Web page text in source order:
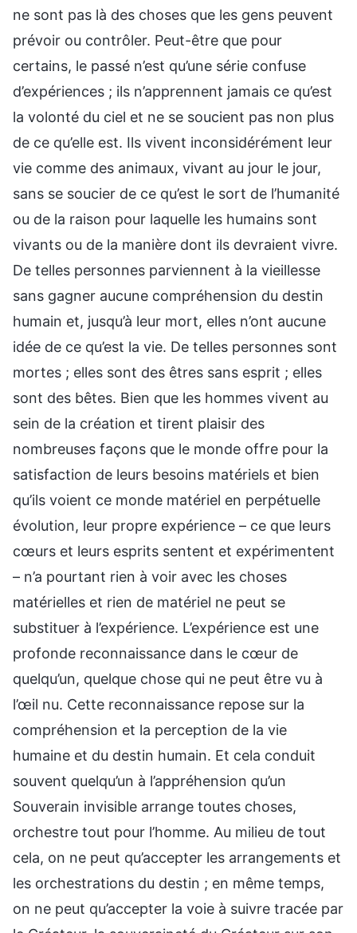
ne sont pas là des choses que les gens peuvent
prévoir ou contrôler. Peut-être que pour
certains, le passé n’est qu’une série confuse
d’expériences ; ils n’apprennent jamais ce qu’est
la volonté du ciel et ne se soucient pas non plus
de ce qu’elle est. Ils vivent inconsidérément leur
vie comme des animaux, vivant au jour le jour,
sans se soucier de ce qu’est le sort de l’humanité
ou de la raison pour laquelle les humains sont
vivants ou de la manière dont ils devraient vivre.
De telles personnes parviennent à la vieillesse
sans gagner aucune compréhension du destin
humain et, jusqu’à leur mort, elles n’ont aucune
idée de ce qu’est la vie. De telles personnes sont
mortes ; elles sont des êtres sans esprit ; elles
sont des bêtes. Bien que les hommes vivent au
sein de la création et tirent plaisir des
nombreuses façons que le monde offre pour la
satisfaction de leurs besoins matériels et bien
qu’ils voient ce monde matériel en perpétuelle
évolution, leur propre expérience – ce que leurs
cœurs et leurs esprits sentent et expérimentent
– n’a pourtant rien à voir avec les choses
matérielles et rien de matériel ne peut se
substituer à l’expérience. L’expérience est une
profonde reconnaissance dans le cœur de
quelqu’un, quelque chose qui ne peut être vu à
l’œil nu. Cette reconnaissance repose sur la
compréhension et la perception de la vie
humaine et du destin humain. Et cela conduit
souvent quelqu’un à l’appréhension qu’un
Souverain invisible arrange toutes choses,
orchestre tout pour l’homme. Au milieu de tout
cela, on ne peut qu’accepter les arrangements et
les orchestrations du destin ; en même temps,
on ne peut qu’accepter la voie à suivre tracée par